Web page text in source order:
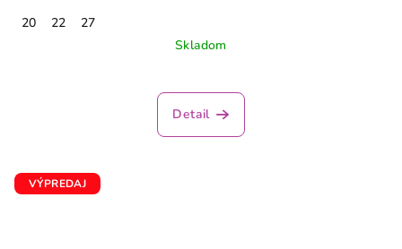
20
22
27
Skladom
Detail
VÝPREDAJ